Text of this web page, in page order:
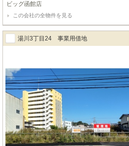
ビッグ函館店
この会社の全物件を見る
湯川3丁目24 事業用借地